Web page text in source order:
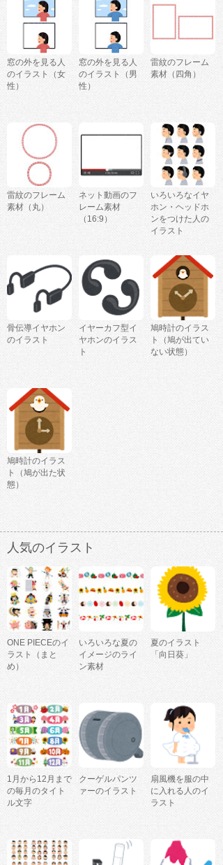
窓の外を見る人
のイラスト（女
性）
窓の外を見る人
のイラスト（男
性）
雷紋のフレーム
素材（四角）
雷紋のフレーム
素材（丸）
ネット動画のフ
レーム素材
（16:9）
いろいろなイヤ
ホン・ヘッドホ
ンをつけた人の
イラスト
骨伝導イヤホン
のイラスト
イヤーカフ型イ
ヤホンのイラス
ト
鳩時計のイラス
ト（鳩が出てい
ない状態）
鳩時計のイラス
ト（鳩が出た状
態）
人気のイラスト
ONE PIECEのイ
ラスト（まと
め）
いろいろな夏の
イメージのライ
ン素材
夏のイラスト
「向日葵」
1月から12月まで
の毎月のタイト
ル文字
クーゲルパンツ
ァーのイラスト
扇風機を服の中
に入れる人のイ
ラスト